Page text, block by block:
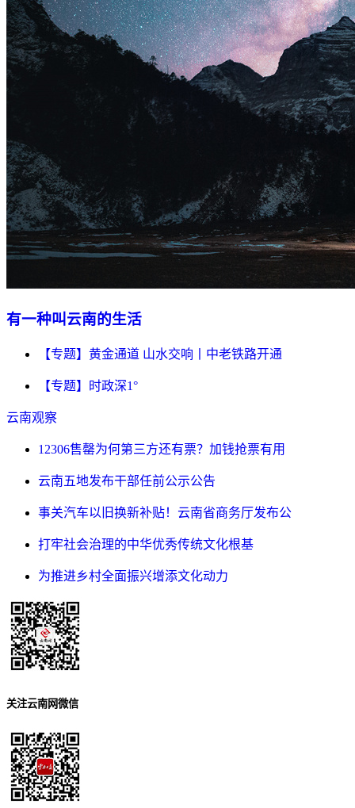
有一种叫云南的生活
【专题】黄金通道 山水交响丨中老铁路开通
【专题】时政深1°
云南观察
12306售罄为何第三方还有票？加钱抢票有用
云南五地发布干部任前公示公告
事关汽车以旧换新补贴！云南省商务厅发布公
打牢社会治理的中华优秀传统文化根基
为推进乡村全面振兴增添文化动力
关注云南网微信